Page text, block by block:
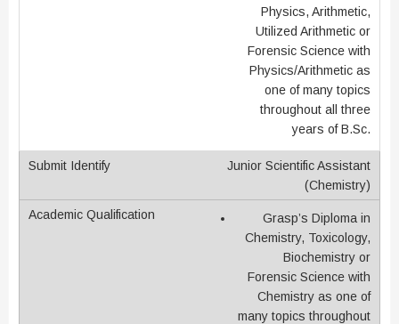
Physics, Arithmetic,
Utilized Arithmetic or
Forensic Science with
Physics/Arithmetic as
one of many topics
throughout all three
years of B.Sc.
Junior Scientific Assistant
(Chemistry)
Grasp’s Diploma in
Chemistry, Toxicology,
Biochemistry or
Forensic Science with
Chemistry as one of
many topics throughout